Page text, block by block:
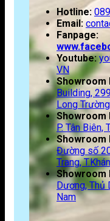
Hotline:
Email:
Fanpage:
Youtube:
VN
Showroom
Building,
Long
Showroom
P. Tân Biên,
Showroom
Đường số
Trang,
Showroom
Dương, Thủ
Nam